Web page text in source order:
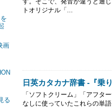
画
る
トオリジナル「...
日英カタカナ辞書 -『乗
「ソフトクリーム」「アフタ
なしに使っていたこれらの単